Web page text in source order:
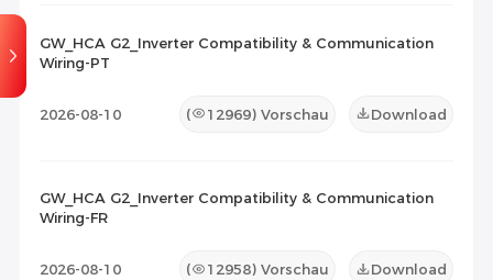
GW_HCA G2_Inverter Compatibility & Communication
Wiring-PT
2026-08-10 ( 12969) Vorschau Download
GW_HCA G2_Inverter Compatibility & Communication
Wiring-FR
2026-08-10 ( 12958) Vorschau Download